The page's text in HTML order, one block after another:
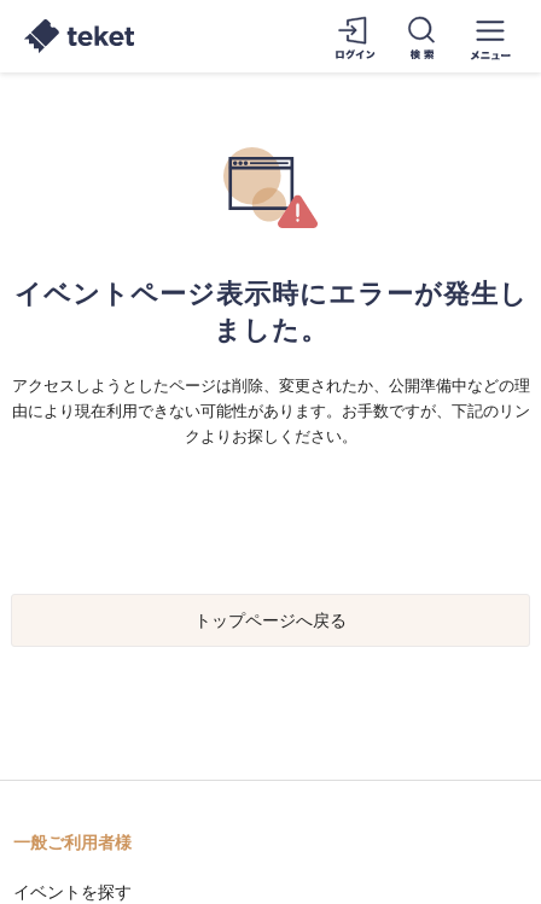
イベントページ表示時にエラーが発生し
ました。
アクセスしようとしたページは削除、変更されたか、公開準備中などの理
由により現在利用できない可能性があります。お手数ですが、下記のリン
クよりお探しください。
トップページへ戻る
一般ご利用者様
イベントを探す